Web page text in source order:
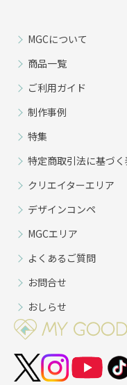
MGCについて
商品一覧
ご利用ガイド
制作事例
特集
特定商取引法に基づ
クリエイターエリア
デザインコンペ
MGCエリア
よくあるご質問
お問合せ
おしらせ